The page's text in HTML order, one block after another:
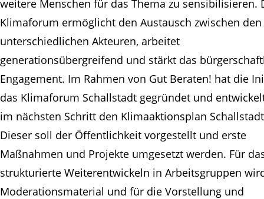
weitere Menschen für das Thema zu sensibilisieren.
Klimaforum ermöglicht den Austausch zwischen den
unterschiedlichen Akteuren, arbeitet
generationsübergreifend und stärkt das
Engagement. Im Rahmen von Gut Beraten! hat die
das Klimaforum Schallstadt gegründet und
im nächsten Schritt den Klimaaktionsplan
Dieser soll der Öffentlichkeit vorgestellt und erste
Maßnahmen und Projekte umgesetzt werden. Für
strukturierte Weiterentwickeln in Arbeitsgruppen
Moderationsmaterial und für die Vorstellung und